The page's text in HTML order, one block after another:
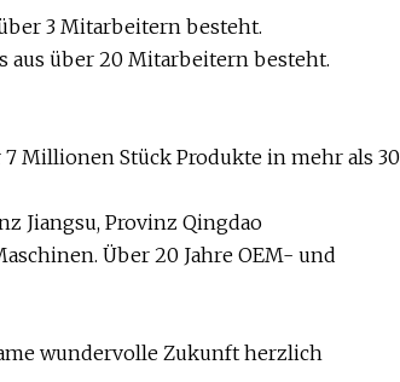
3 Mitarbeitern besteht.
aus über 20 Mitarbeitern besteht.
Millionen Stück Produkte in mehr als 30
Jiangsu, Provinz Qingdao
Über 20 Jahre OEM- und
wundervolle Zukunft herzlich